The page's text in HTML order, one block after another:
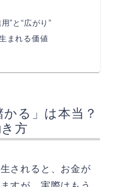
”と“広がり”
まれる価値
かる」は本当？
方
されると、お金が